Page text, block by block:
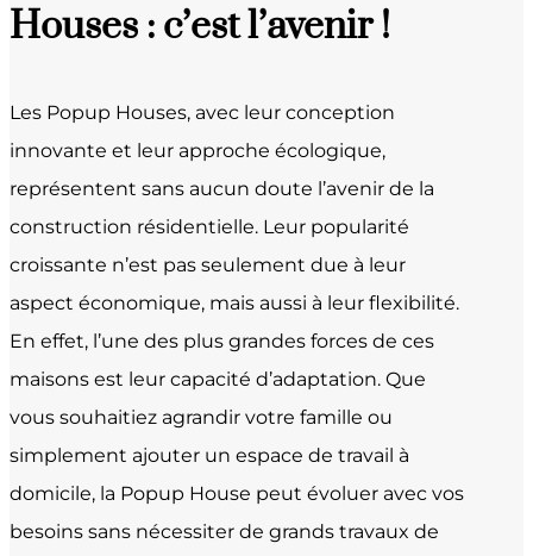
Houses : c’est l’avenir !
Les Popup Houses, avec leur conception
innovante et leur approche écologique,
représentent sans aucun doute l’avenir de la
construction résidentielle. Leur popularité
croissante n’est pas seulement due à leur
aspect économique, mais aussi à leur flexibilité.
En effet, l’une des plus grandes forces de ces
maisons est leur capacité d’adaptation. Que
vous souhaitiez agrandir votre famille ou
simplement ajouter un espace de travail à
domicile, la Popup House peut évoluer avec vos
besoins sans nécessiter de grands travaux de